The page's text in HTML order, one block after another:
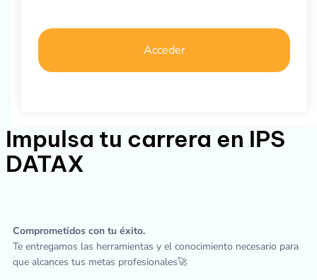
Acceder
Impulsa tu carrera en IPS
DATAX
Comprometidos con tu éxito.
Te entregamos las herramientas y el conocimiento necesario para
que alcances tus metas profesionales🚀